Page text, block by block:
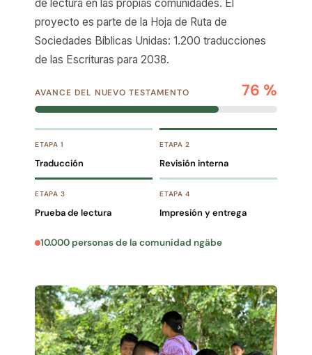
de lectura en las propias comunidades. El
proyecto es parte de la Hoja de Ruta de
Sociedades Bíblicas Unidas: 1.200 traducciones
de las Escrituras para 2038.
AVANCE DEL NUEVO TESTAMENTO 76 %
ETAPA 1
Traducción
ETAPA 2
Revisión interna
ETAPA 3
Prueba de lectura
ETAPA 4
Impresión y entrega
10.000 personas de la comunidad ngäbe